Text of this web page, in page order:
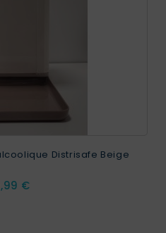
Distrisafe Beige
€